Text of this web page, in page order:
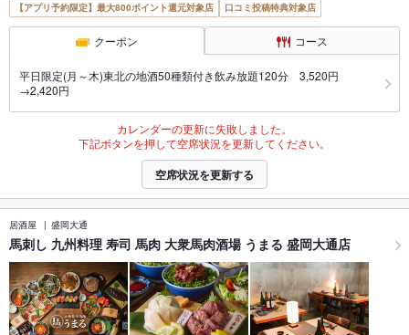
【アプリ予約限定】最大800ポイント還元対象店 口コミ投稿特典対象店
クーポン コース
平日限定(月～木)東北の地酒50種類付き飲み放題120分 3,520円
→2,420円
カレンダーの更新に失敗しました。
下記ボタンを押して空席状況を更新してください。
空席状況を更新する
居酒屋 盛岡大通
馬刺し 九州料理 寿司 馬肉 大衆馬肉酒場 うまる 盛岡大通店